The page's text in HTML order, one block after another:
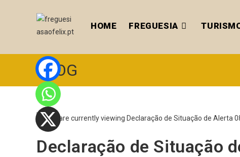
HOME FREGUESIA
BLOG
Declaração de Situação